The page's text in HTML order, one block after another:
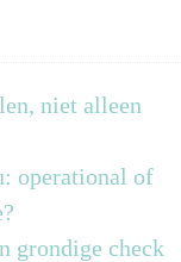
niet alleen
operational of
grondige check